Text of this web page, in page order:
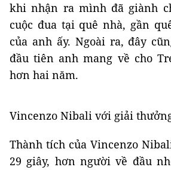
khi nhận ra mình đã giành
cuộc đua tại quê nhà, gần
của anh ấy. Ngoài ra, đây
đầu tiên anh mang về cho
hơn hai năm.
Vincenzo Nibali với giải
Thành tích của Vincenzo
29 giây, hơn người về đầu